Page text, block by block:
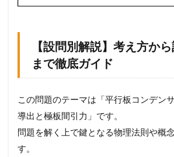
【設問別解説】考え方か
まで徹底ガイド
この問題のテーマは「平行板コンデン
導出と極板間引力」です。
問題を解く上で鍵となる物理法則や概
す。